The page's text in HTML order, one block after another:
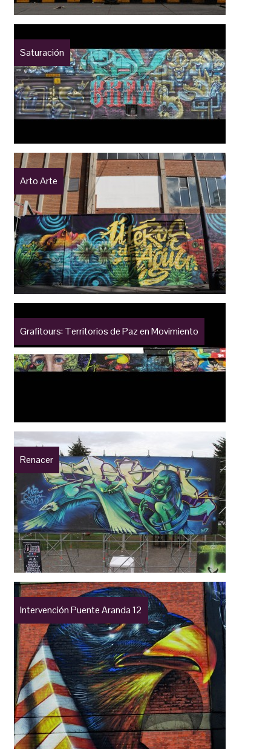
Saturación
Arto Arte
Grafitours: Territorios de Paz en Movimiento
Renacer
Intervención Puente Aranda 12